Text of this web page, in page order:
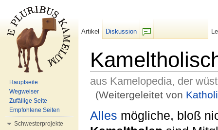
aus Kamelopedia, der
(Weitergeleitet von
Alles mögliche, bloß
Artikel
Diskussion
Hauptseite
Wegweiser
Zufällige Seite
Empfohlene Seiten
Schwesterprojekte